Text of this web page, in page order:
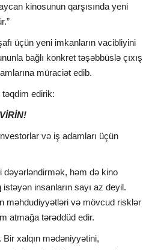
kinosunun qarşısında yeni
üçün yeni imkanların vacibliyini
bağlı konkret təşəbbüslə çıxış
müraciət edib.
edirik:
və iş adamları üçün
dəyərləndirmək, həm də kino
insanların sayı az deyil.
məhdudiyyətləri və mövcud risklər
atmağa tərəddüd edir.
xalqın mədəniyyətini,